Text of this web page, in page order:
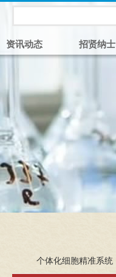
资讯动态 招贤纳士
个体化细胞精准系统